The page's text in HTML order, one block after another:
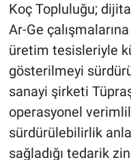
Koç Topluluğu;
Ar-Ge
üretim tesisleriyle
gösterilmeyi
sanayi şirketi
operasyonel
sürdürülebilirlik
sağladığı tedarik